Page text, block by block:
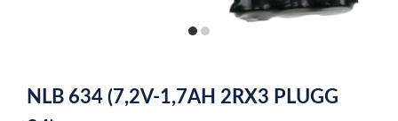
itemitem
of
NLB 634 (7,2V-1,7AH 2RX3 PLUGG